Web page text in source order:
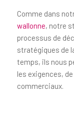
Comme dans
wallonne, notre
processus de
stratégiques de
temps, ils nous
les exigences,
commerciaux.